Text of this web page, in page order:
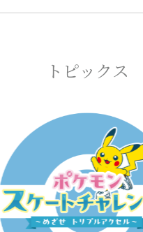
トピックス